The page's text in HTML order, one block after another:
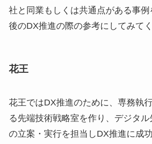
社と同業もしくは共通点がある事例
後のDX推進の際の参考にしてみてく
花王
花王ではDX推進のために、専務執
る先端技術戦略室を作り、デジタ
の立案・実行を担当しDX推進に成